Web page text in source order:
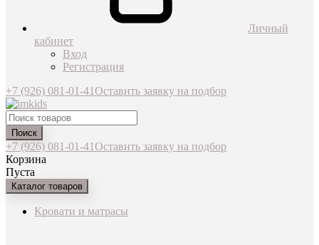
Личный
кабинет
Вход
Регистрация
+7 (926) 081-01-41Оставить заявку на подбор
Поиск
+7 (926) 081-01-41Оставить заявку на подбор
Корзина
Пуста
Каталог товаров
Кровати и матрасы